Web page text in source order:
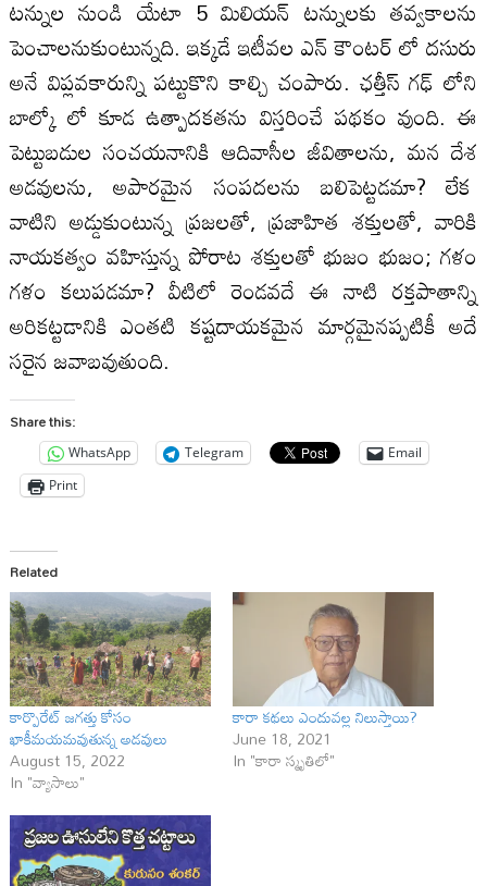
టన్నుల నుండి యేటా 5 మిలియన్ టన్నులకు తవ్వకాలను
పెంచాలనుకుంటున్నది. ఇక్కడే ఇటీవల ఎన్ కౌంటర్ లో దసురు
అనే విప్లవకారున్ని పట్టుకొని కాల్చి చంపారు. ఛత్తీస్ గఢ్ లోని
బాల్కో లో కూడ ఉత్పాదకతను విస్తరించే పథకం వుంది. ఈ
పెట్టుబడుల సంచయనానికి ఆదివాసీల జీవితాలను, మన దేశ
అడవులను, అపారమైన సంపదలను బలిపెట్టడమా? లేక
వాటిని అడ్డుకుంటున్న ప్రజలతో, ప్రజాహిత శక్తులతో, వారికి
నాయకత్వం వహిస్తున్న పోరాట శక్తులతో భుజం భుజం; గళం
గళం కలుపడమా? వీటిలో రెండవదే ఈ నాటి రక్తపాతాన్ని
అరికట్టడానికి ఎంతటి కష్టదాయకమైన మార్గమైనప్పటికీ అదే
సరైన జవాబవుతుంది.
Share this:
WhatsApp Telegram
Email
Print
Related
కార్పొరేట్ జగత్తు కోసం
ఖాకీమయమవుతున్న అడవులు
August 15, 2022
In "వ్యాసాలు"
కారా కథలు ఎందువల్ల నిలుస్తాయి?
June 18, 2021
In "కారా స్మృతిలో"